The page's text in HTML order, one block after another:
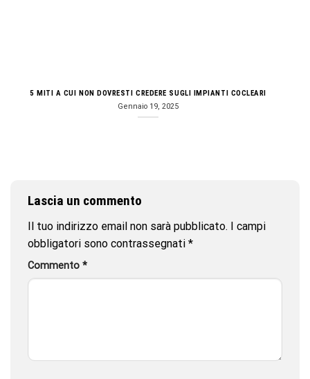
5 MITI A CUI NON DOVRESTI CREDERE SUGLI IMPIANTI COCLEARI
Gennaio 19, 2025
Lascia un commento
Il tuo indirizzo email non sarà pubblicato.
I campi
obbligatori sono contrassegnati *
Commento *